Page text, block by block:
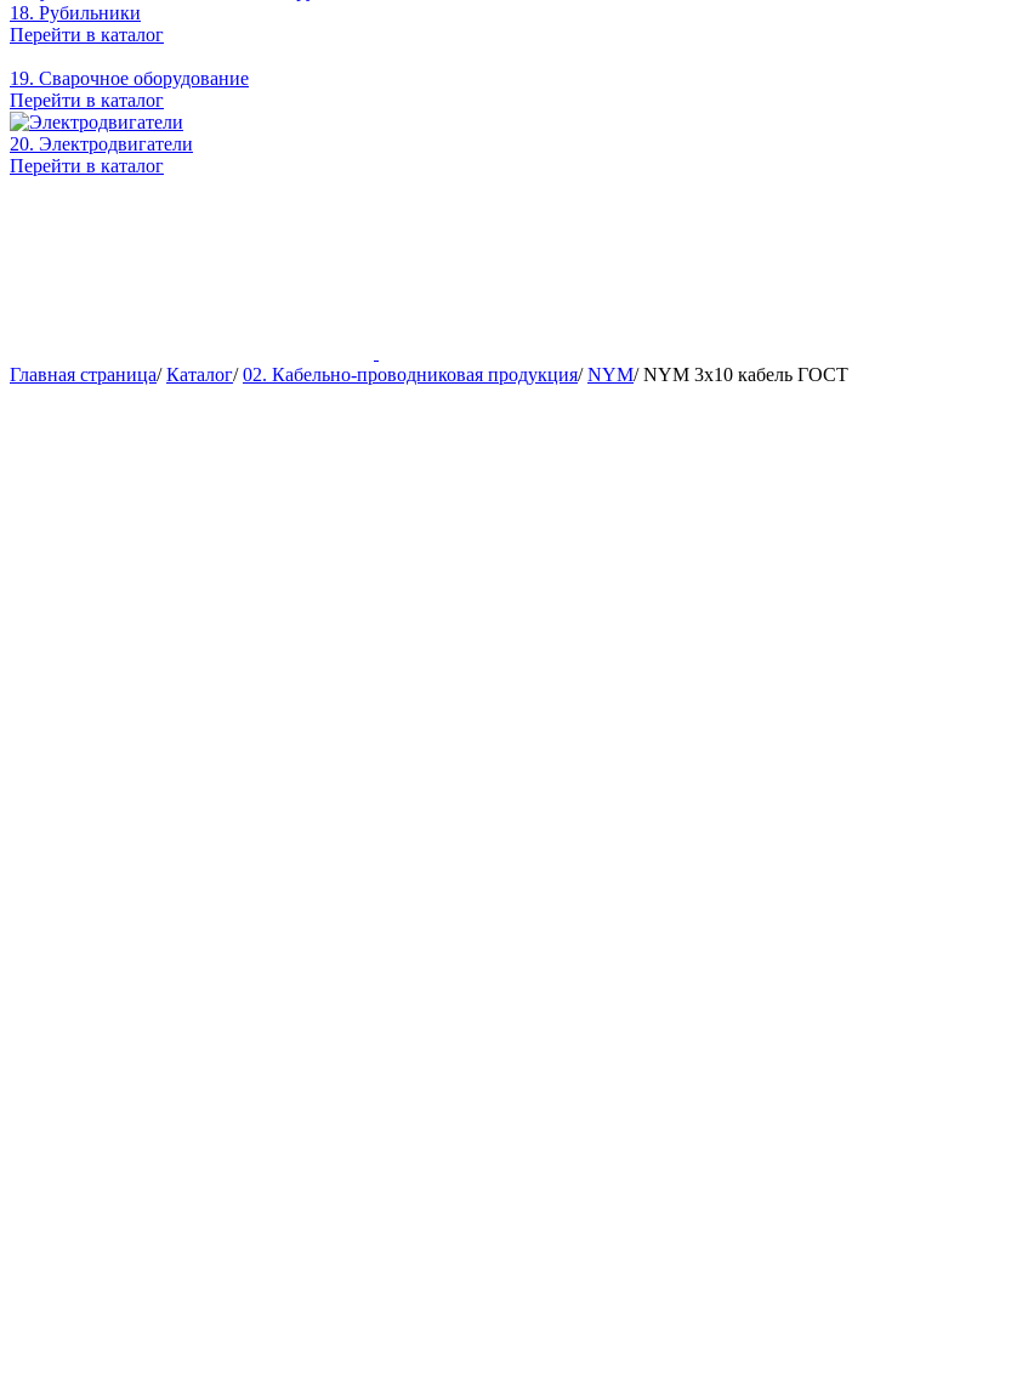
18. Рубильники
Перейти в каталог
19. Сварочное оборудование
Перейти в каталог
20. Электродвигатели
Перейти в каталог
Главная страница/ Каталог/ 02. Кабельно-проводниковая продукция/ NYM/ NYM 3х10 кабель ГОСТ